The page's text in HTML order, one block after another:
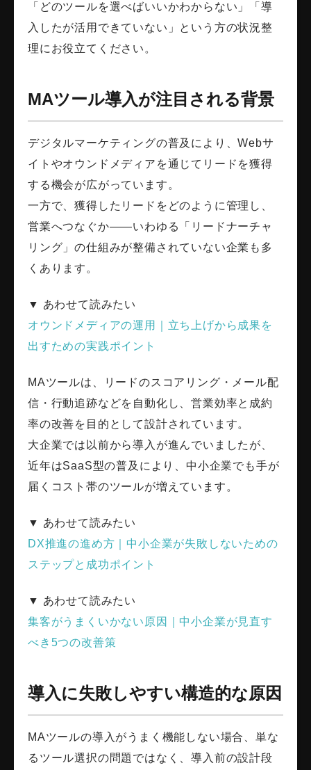
「どのツールを選べばいいかわからない」「導
入したが活用できていない」という方の状況整
理にお役立てください。
MAツール導入が注目される背景
デジタルマーケティングの普及により、Webサ
イトやオウンドメディアを通じてリードを獲得
する機会が広がっています。
一方で、獲得したリードをどのように管理し、
営業へつなぐか——いわゆる「リードナーチャ
リング」の仕組みが整備されていない企業も多
くあります。
▼ あわせて読みたい
オウンドメディアの運用｜立ち上げから成果を
出すための実践ポイント
MAツールは、リードのスコアリング・メール配
信・行動追跡などを自動化し、営業効率と成約
率の改善を目的として設計されています。
大企業では以前から導入が進んでいましたが、
近年はSaaS型の普及により、中小企業でも手が
届くコスト帯のツールが増えています。
▼ あわせて読みたい
DX推進の進め方｜中小企業が失敗しないための
ステップと成功ポイント
▼ あわせて読みたい
集客がうまくいかない原因｜中小企業が見直す
べき5つの改善策
導入に失敗しやすい構造的な原因
MAツールの導入がうまく機能しない場合、単な
るツール選択の問題ではなく、導入前の設計段